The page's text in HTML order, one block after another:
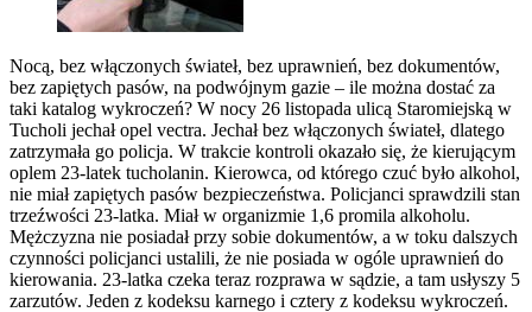
Nocą, bez włączonych świateł, bez uprawnień, bez dokumentów,
bez zapiętych pasów, na podwójnym gazie – ile można dostać za
taki katalog wykroczeń? W nocy 26 listopada ulicą Staromiejską w
Tucholi jechał opel vectra. Jechał bez włączonych świateł, dlatego
zatrzymała go policja. W trakcie kontroli okazało się, że kierującym
oplem 23-latek tucholanin. Kierowca, od którego czuć było alkohol,
nie miał zapiętych pasów bezpieczeństwa. Policjanci sprawdzili stan
trzeźwości 23-latka. Miał w organizmie 1,6 promila alkoholu.
Mężczyzna nie posiadał przy sobie dokumentów, a w toku dalszych
czynności policjanci ustalili, że nie posiada w ogóle uprawnień do
kierowania. 23-latka czeka teraz rozprawa w sądzie, a tam usłyszy 5
zarzutów. Jeden z kodeksu karnego i cztery z kodeksu wykroczeń.